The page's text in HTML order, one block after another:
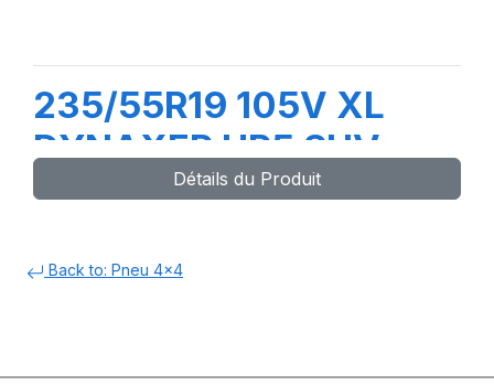
235/55R19 105V XL
DYNAXER HP5 SUV
Détails du Produit
Back to: Pneu 4x4